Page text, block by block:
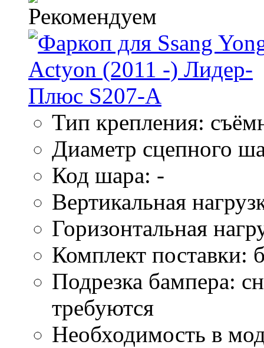
Тип крепления:
Диаметр сцепного
Код шара: -
Вертикальная
Горизонтальная
Комплект поставки:
Подрезка бампера:
требуются
Необходимость в